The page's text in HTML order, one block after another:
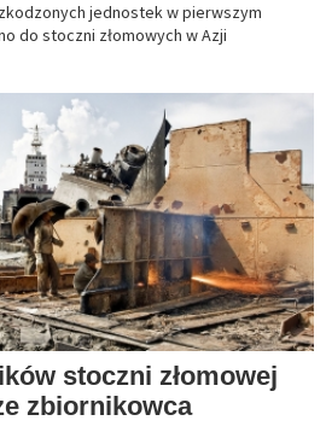
jednostek w pierwszym
do stoczni złomowych w Azji
stoczni złomowej
zbiornikowca